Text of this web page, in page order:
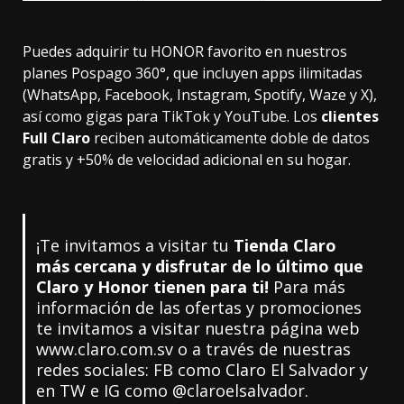
Puedes adquirir tu HONOR favorito en nuestros
planes Pospago 360°, que incluyen apps ilimitadas
(WhatsApp, Facebook, Instagram, Spotify, Waze y X),
así como gigas para TikTok y YouTube. Los clientes
Full Claro reciben automáticamente doble de datos
gratis y +50% de velocidad adicional en su hogar.
¡Te invitamos a visitar tu Tienda Claro
más cercana y disfrutar de lo último que
Claro y Honor tienen para ti! Para más
información de las ofertas y promociones
te invitamos a visitar nuestra página web
www.claro.com.svo a través de nuestras
redes sociales: FB como Claro El Salvador y
en TW e IG como @claroelsalvador.